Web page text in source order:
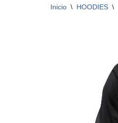
Inicio \ HOODIES \